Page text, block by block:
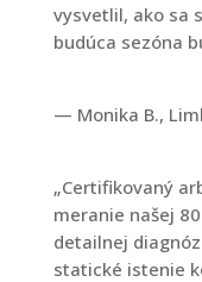
vysvetlil, ako sa
budúca sezóna
— Monika B.,
„Certifikovaný
meranie našej
detailnej
statické istenie